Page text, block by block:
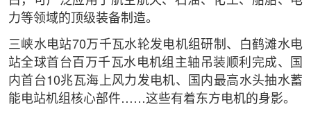
力等领域的顶级装备制造。
三峡水电站70万千瓦水轮发电机组研制、白鹤滩水电
站全球首台百万千瓦水电机组主轴吊装顺利完成、国
内首台10兆瓦海上风力发电机、国内最高水头抽水蓄
能电站机组核心部件……这些有着东方电机的身影。